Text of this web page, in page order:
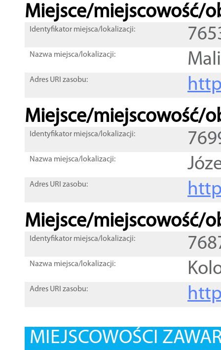
Miejsce/miejscowość/
Identyfikator miejsca/lokalizacji:
Nazwa miejsca/lokalizacji:
Adres URI zasobu:
Miejsce/miejscowość/
Identyfikator miejsca/lokalizacji:
Nazwa miejsca/lokalizacji:
Adres URI zasobu:
Miejsce/miejscowość/
Identyfikator miejsca/lokalizacji:
Nazwa miejsca/lokalizacji:
Adres URI zasobu:
MIEJSCOWOŚCI